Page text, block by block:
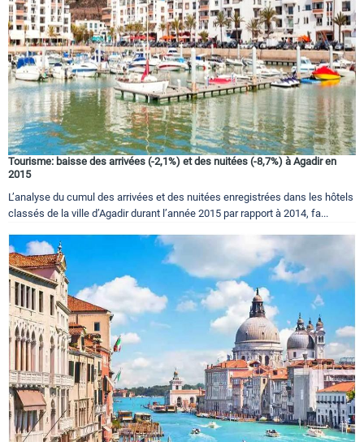
Tourisme: baisse des arrivées (-2,1%) et des nuitées (-8,7%) à Agadir en
2015
L’analyse du cumul des arrivées et des nuitées enregistrées dans les hôtels
classés de la ville d’Agadir durant l’année 2015 par rapport à 2014, fa...